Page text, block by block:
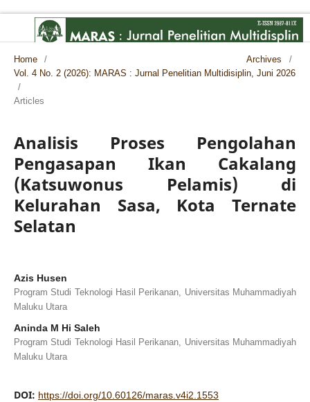
Home / Archives
/
Vol. 4 No. 2 (2026): MARAS : Jurnal Penelitian Multidisiplin, Juni 2026
/
Articles
Analisis Proses Pengolahan
Pengasapan Ikan Cakalang
(Katsuwonus Pelamis) di
Kelurahan Sasa, Kota Ternate
Selatan
Azis Husen
Program Studi Teknologi Hasil Perikanan, Universitas Muhammadiyah
Maluku Utara
Aninda M Hi Saleh
Program Studi Teknologi Hasil Perikanan, Universitas Muhammadiyah
Maluku Utara
DOI: https://doi.org/10.60126/maras.v4i2.1553